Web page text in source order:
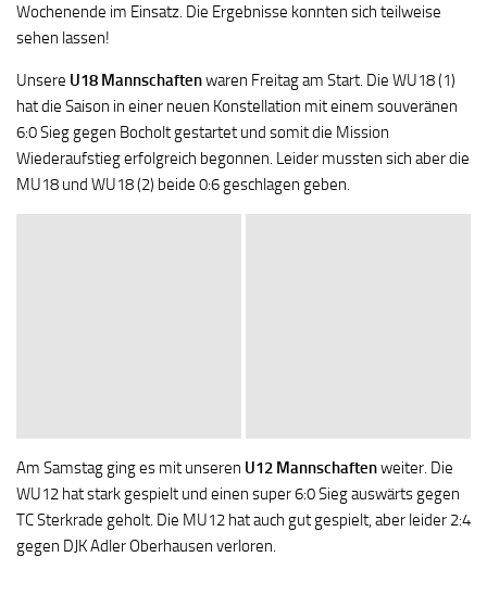
Wochenende im Einsatz. Die Ergebnisse konnten sich teilweise
sehen lassen!
Unsere U18 Mannschaftenwaren Freitag am Start. Die WU18 (1)
hat die Saison in einer neuen Konstellation mit einem souveränen
6:0 Sieg gegen Bocholt gestartet und somit die Mission
Wiederaufstieg erfolgreich begonnen. Leider mussten sich aber die
MU18 und WU18 (2) beide 0:6 geschlagen geben.
Am Samstag ging es mit unseren U12 Mannschaftenweiter. Die
WU12 hat stark gespielt und einen super 6:0 Sieg auswärts gegen
TC Sterkrade geholt. Die MU12 hat auch gut gespielt, aber leider 2:4
gegen DJK Adler Oberhausen verloren.